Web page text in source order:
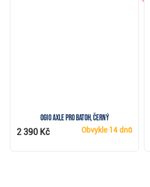
Ogio Axle Pro batoh, černý
Obvykle 14 dnů
2 390 Kč